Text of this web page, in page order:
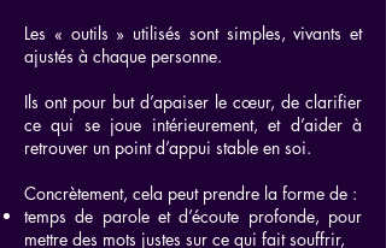
Les « outils » utilisés sont simples, vivants et
ajustés à chaque personne.
Ils ont pour but d’apaiser le cœur, de clarifier
ce qui se joue intérieurement, et d’aider à
retrouver un point d’appui stable en soi.
Concrètement, cela peut prendre la forme de :
temps de parole et d’écoute profonde, pour
mettre des mots justes sur ce qui fait souffrir,